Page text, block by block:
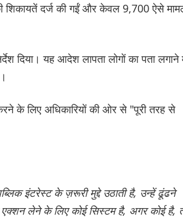
दर्ज की गईं और केवल 9,700 ऐसे
दिया। यह आदेश लापता लोगों का पता लगाने
करने के लिए अधिकारियों की ओर से "पूरी तरह से
इंटरेस्ट के ज़रूरी मुद्दे उठाती है, उन्हें ढूंढने
एक्शन लेने के लिए कोई सिस्टम है, अगर कोई है,